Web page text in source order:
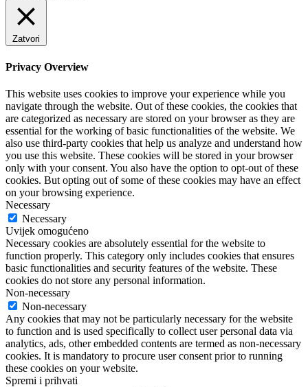
Zatvori
Privacy Overview
This website uses cookies to improve your experience while you
navigate through the website. Out of these cookies, the cookies that
are categorized as necessary are stored on your browser as they are
essential for the working of basic functionalities of the website. We
also use third-party cookies that help us analyze and understand how
you use this website. These cookies will be stored in your browser
only with your consent. You also have the option to opt-out of these
cookies. But opting out of some of these cookies may have an effect
on your browsing experience.
Necessary
Necessary
Uvijek omogućeno
Necessary cookies are absolutely essential for the website to
function properly. This category only includes cookies that ensures
basic functionalities and security features of the website. These
cookies do not store any personal information.
Non-necessary
Non-necessary
Any cookies that may not be particularly necessary for the website
to function and is used specifically to collect user personal data via
analytics, ads, other embedded contents are termed as non-necessary
cookies. It is mandatory to procure user consent prior to running
these cookies on your website.
Spremi i prihvati